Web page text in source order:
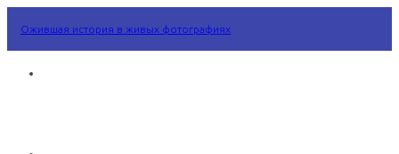
Ожившая история в живых фотографиях